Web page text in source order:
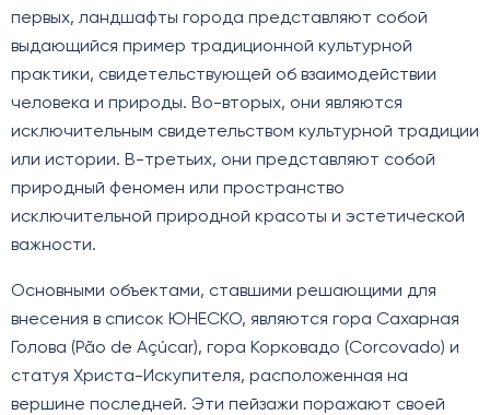
первых, ландшафты города представляют собой
выдающийся пример традиционной культурной
практики, свидетельствующей об взаимодействии
человека и природы. Во-вторых, они являются
исключительным свидетельством культурной традиции
или истории. В-третьих, они представляют собой
природный феномен или пространство
исключительной природной красоты и эстетической
важности.
Основными объектами, ставшими решающими для
внесения в список ЮНЕСКО, являются гора Сахарная
Голова (Pão de Açúcar), гора Корковадо (Corcovado) и
статуя Христа-Искупителя, расположенная на
вершине последней. Эти пейзажи поражают своей